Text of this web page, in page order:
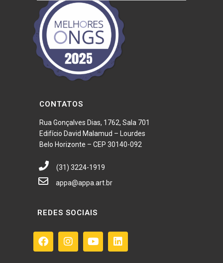
CONTATOS
Rua Gonçalves Dias, 1762, Sala 701
Edifício David Malamud – Lourdes
Belo Horizonte – CEP 30140-092
(31) 3224-1919
appa@appa.art.br
REDES SOCIAIS